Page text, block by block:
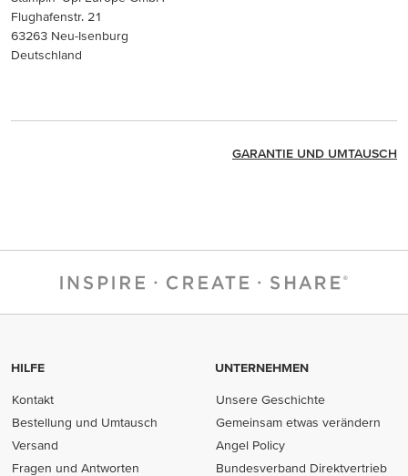
Flughafenstr. 21
63263 Neu-Isenburg
Deutschland
GARANTIE UND UMTAUSCH
HILFE
Kontakt
Bestellung und Umtausch
Versand
Fragen und Antworten
UNTERNEHMEN
Unsere Geschichte
Gemeinsam etwas verändern
Angel Policy
Bundesverband Direktvertrieb